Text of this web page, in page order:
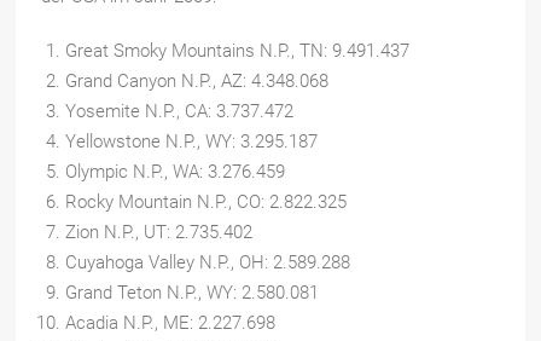
Great Smoky Mountains N.P., TN: 9.491.437
Grand Canyon N.P., AZ: 4.348.068
Yosemite N.P., CA: 3.737.472
Yellowstone N.P., WY: 3.295.187
Olympic N.P., WA: 3.276.459
Rocky Mountain N.P., CO: 2.822.325
Zion N.P., UT: 2.735.402
Cuyahoga Valley N.P., OH: 2.589.288
Grand Teton N.P., WY: 2.580.081
Acadia N.P., ME: 2.227.698